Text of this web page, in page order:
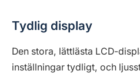
Tydlig display
Den stora, lättlästa LCD-
inställningar tydligt, och